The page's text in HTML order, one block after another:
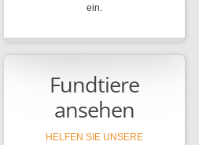
ein.
Fundtiere
ansehen
HELFEN SIE UNSERE